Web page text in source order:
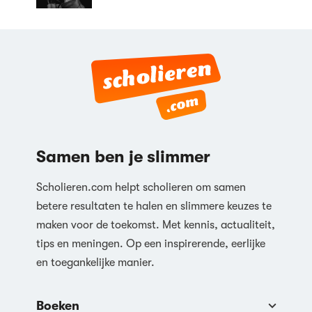
Samen ben je slimmer
Scholieren.com helpt scholieren om samen
betere resultaten te halen en slimmere keuzes te
maken voor de toekomst. Met kennis, actualiteit,
tips en meningen. Op een inspirerende, eerlijke
en toegankelijke manier.
Boeken